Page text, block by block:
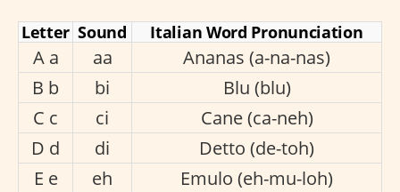
Letter Sound Italian Word Pronunciation
A a aa
Ananas (a-na-nas)
B b
bi
Blu (blu)
C c
ci
Cane (ca-neh)
D d
di
Detto (de-toh)
E e
eh
Emulo (eh-mu-loh)